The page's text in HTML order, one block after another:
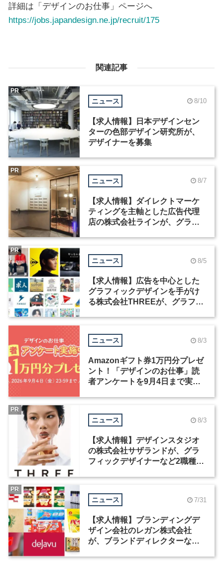
詳細は「デザインのお仕事」ページへ
https://jobs.japandesign.ne.jp/recruit/175
関連記事
ニュース 8/10
【求人情報】日本デザインセン
ターの色部デザイン研究所が、
デザイナーを募集
PR
ニュース 8/7
【求人情報】ダイレクトマーケ
ティングを主軸とした広告代理
店の株式会社ラインが、グラフ
PR
ニュース 8/5
【求人情報】広告を中心とした
グラフィックデザインを手がけ
る株式会社THREEが、グラフィ
PR
ニュース 8/3
Amazonギフト券1万円分プレゼ
ント！「デザインのお仕事」読
者アンケートを9月4日まで実施
ニュース 8/3
【求人情報】デザインスタジオ
の株式会社サザランドが、グラ
フィックデザイナーなど2職種を
PR
ニュース 7/31
【求人情報】ブランディングデ
ザイン会社のレガン株式会社
が、ブランドディレクターなど3
PR